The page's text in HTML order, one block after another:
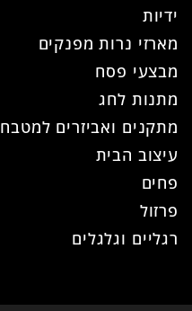
ידיות
מארזי נרות מפנקים
מבצעי פסח
מתנות לחג
מתקנים ואביזרים למטבח
עיצוב הבית
פחים
פרזול
רגליים וגלגלים